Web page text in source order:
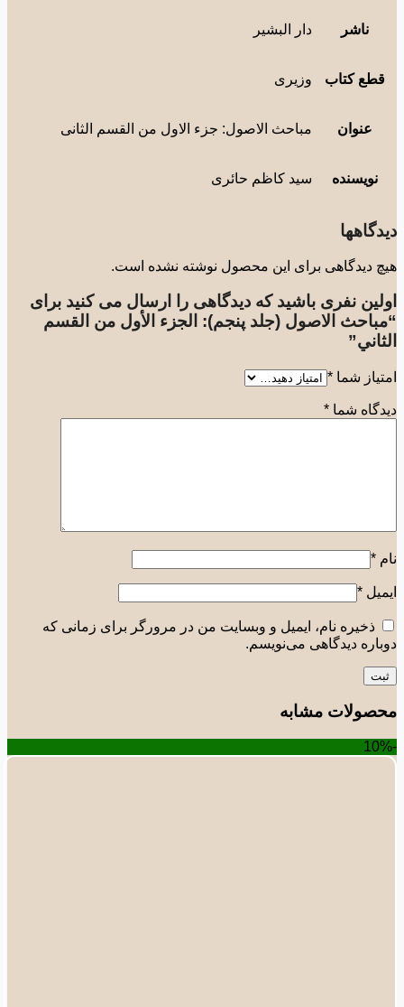
ناشر دار البشیر
کتاب وزیری
عنوان مباحث الاصول: جزء الاول من القسم الثانی
نویسنده سید کاظم حائری
دیدگاهی برای این محصول نوشته نشده است.
نفری باشید که دیدگاهی را ارسال می کنید برای
الاصول (جلد پنجم): الجزء الأول من القسم
شما*
شما*
*
*
ذخیره نام، ایمیل و وبسایت من در مرورگر برای زمانی که
دیدگاهی می‌نویسم.
مشابه